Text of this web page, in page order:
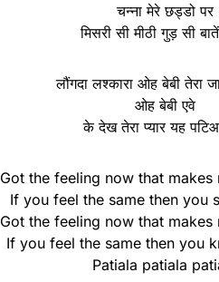
चन्ना मेरे छड्डो पर
मिसरी सी मीठी गुड़ सी
लौंगदा लश्कारा ओह बेबी तेरा
ओह बेबी एवे
के देख तेरा प्यार यह
Got the feeling now that makes
If you feel the same then you
Got the feeling now that makes
If you feel the same then you
Patiala patiala